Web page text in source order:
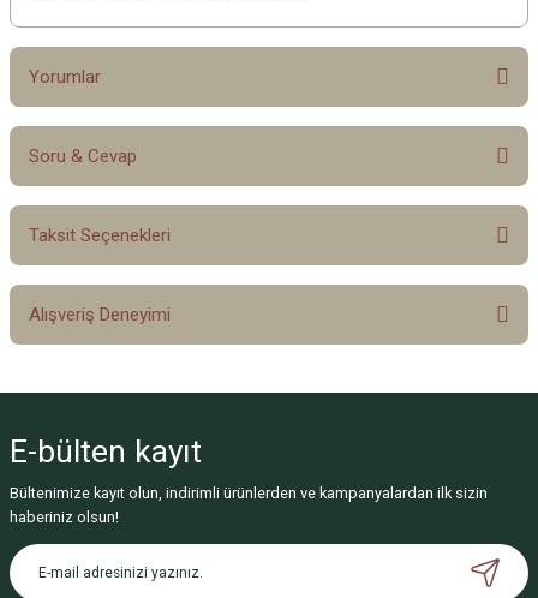
Yorumlar
Bu ürüne ilk yorumu siz yapın!
Soru & Cevap
Ürün hakkında henüz soru sorulmamış.
Taksit Seçenekleri
Alışveriş Deneyimi
Deneyimini Paylaş
E-bülten kayıt
Bültenimize kayıt olun, indirimli ürünlerden ve kampanyalardan ilk sizin
haberiniz olsun!